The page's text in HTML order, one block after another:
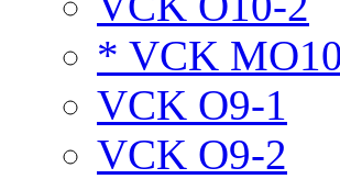
* VCK
VCK O9-1
VCK O9-2